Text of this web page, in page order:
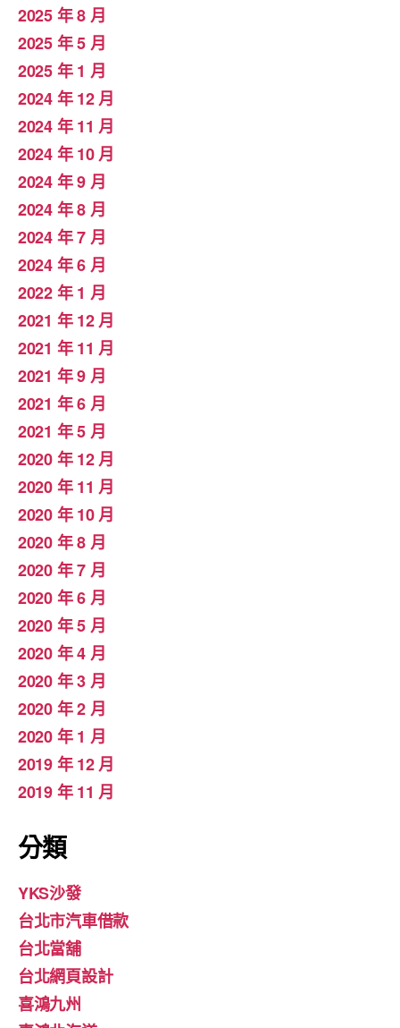
2025 年 8 月
2025 年 5 月
2025 年 1 月
2024 年 12 月
2024 年 11 月
2024 年 10 月
2024 年 9 月
2024 年 8 月
2024 年 7 月
2024 年 6 月
2022 年 1 月
2021 年 12 月
2021 年 11 月
2021 年 9 月
2021 年 6 月
2021 年 5 月
2020 年 12 月
2020 年 11 月
2020 年 10 月
2020 年 8 月
2020 年 7 月
2020 年 6 月
2020 年 5 月
2020 年 4 月
2020 年 3 月
2020 年 2 月
2020 年 1 月
2019 年 12 月
2019 年 11 月
分類
YKS沙發
台北市汽車借款
台北當舖
台北網頁設計
喜鴻九州